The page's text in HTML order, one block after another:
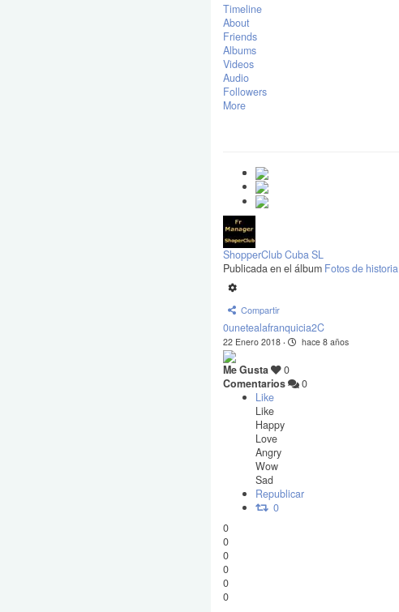
Timeline
About
Friends
Albums
Videos
Audio
Followers
More
ShopperClub Cuba SL
Publicada en el álbum Fotos de historia
Compartir
0unetealafranquicia2C
22 Enero 2018 · hace 8 años
Me Gusta
0
Comentarios
0
Like
Like
Happy
Love
Angry
Wow
Sad
Republicar
0
0
0
0
0
0
0